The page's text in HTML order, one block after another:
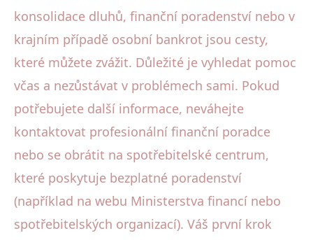
konsolidace dluhů, finanční poradenství nebo v
krajním případě osobní bankrot jsou cesty,
které můžete zvážit. Důležité je vyhledat pomoc
včas a nezůstávat v problémech sami. Pokud
potřebujete další informace, neváhejte
kontaktovat profesionální finanční poradce
nebo se obrátit na spotřebitelské centrum,
které poskytuje bezplatné poradenství
(například na webu Ministerstva financí nebo
spotřebitelských organizací). Váš první krok